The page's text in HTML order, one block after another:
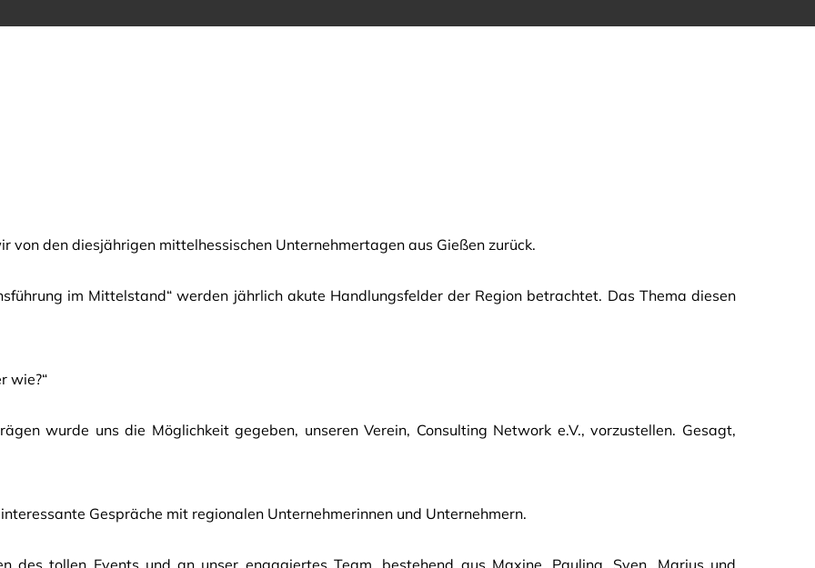
von den diesjährigen mittelhessischen Unternehmertagen aus Gießen zurück.
im Mittelstand“ werden jährlich akute Handlungsfelder der Region betrachtet. Das Thema diesen
wie?“
wurde uns die Möglichkeit gegeben, unseren Verein, Consulting Network e.V., vorzustellen. Gesagt,
Gespräche mit regionalen Unternehmerinnen und Unternehmern.
des tollen Events und an unser engagiertes Team, bestehend aus Maxine, Paulina, Sven, Marius und